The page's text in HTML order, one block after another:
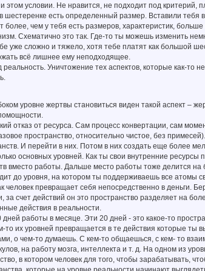
этом условии. Не нравится, не подходит под
шестеренке есть определенный размер. Вставили
более, чем у тебя есть размеров, характеристик,
Схематично это так. Где-то ты можешь изменить
уже сложно и тяжело, хотя тебе платят как большой
всё лишнее ему неподходящее.
Уничтожение тех аспектов, которые как-то
уровне жертвы становиться виден такой аспект –
отказ от ресурса. Сам процесс конвертации, сам
пространство, относительно чистое, без
И перейти в них. Потом в них создать еще более
основных уровней. Как ты свои внутренние
вместо работы. Дальше место работы тоже делится
до уровня, на котором ты поддерживаешь все атомы
человек превращает себя непосредственно в деньги.
счет действий он это пространство разделяет на
действия в реальности.
работы в месяце. Эти 20 дней - это какое-то
то их уровней превращается в те действия которые ты
о чем-то думаешь. С кем-то общаешься, с кем- то
на работу мозга, интеллекта и т. д. На одном из
в котором человек для того, чтобы зарабатывать,